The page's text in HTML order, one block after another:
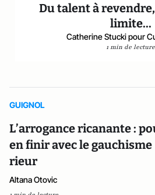
Du talent à
limite...
Catherine Stucki pour
1 min de lecture
GUIGNOL
L’arrogance ricanante :
en finir avec le gauchisme
rieur
Altana Otovic